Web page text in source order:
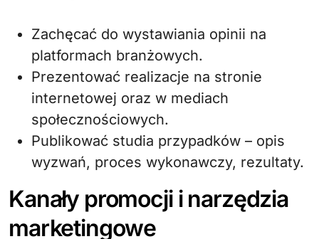
Zachęcać do wystawiania opinii na
platformach branżowych.
Prezentować realizacje na stronie
internetowej oraz w mediach
społecznościowych.
Publikować studia przypadków – opis
wyzwań, proces wykonawczy, rezultaty.
Kanały promocji i narzędzia
marketingowe